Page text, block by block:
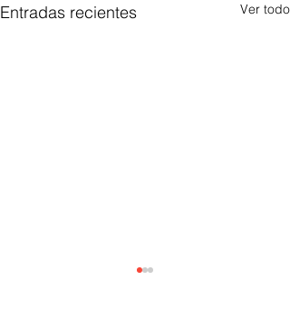
Entradas recientes Ver todo